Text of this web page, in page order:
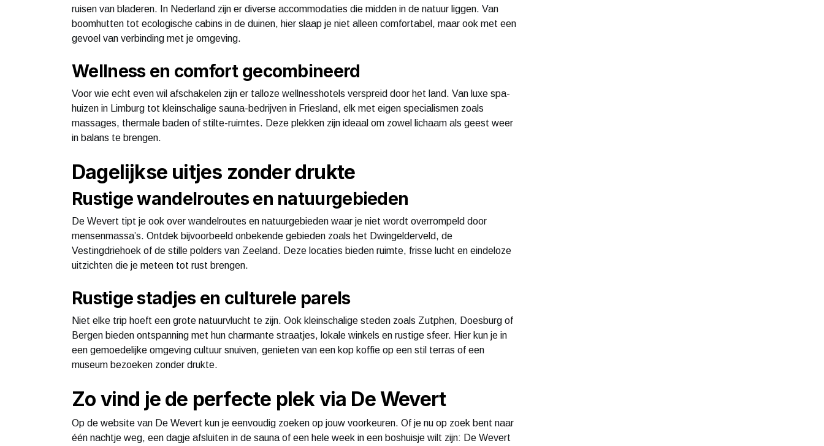
ruisen van bladeren. In Nederland zijn er diverse accommodaties die midden in de natuur liggen. Van
boomhutten tot ecologische cabins in de duinen, hier slaap je niet alleen comfortabel, maar ook met een
gevoel van verbinding met je omgeving.
Wellness en comfort gecombineerd
Voor wie echt even wil afschakelen zijn er talloze wellnesshotels verspreid door het land. Van luxe spa-
huizen in Limburg tot kleinschalige sauna-bedrijven in Friesland, elk met eigen specialismen zoals
massages, thermale baden of stilte-ruimtes. Deze plekken zijn ideaal om zowel lichaam als geest weer
in balans te brengen.
Dagelijkse uitjes zonder drukte
Rustige wandelroutes en natuurgebieden
De Wevert tipt je ook over wandelroutes en natuurgebieden waar je niet wordt overrompeld door
mensenmassa’s. Ontdek bijvoorbeeld onbekende gebieden zoals het Dwingelderveld, de
Vestingdriehoek of de stille polders van Zeeland. Deze locaties bieden ruimte, frisse lucht en eindeloze
uitzichten die je meteen tot rust brengen.
Rustige stadjes en culturele parels
Niet elke trip hoeft een grote natuurvlucht te zijn. Ook kleinschalige steden zoals Zutphen, Doesburg of
Bergen bieden ontspanning met hun charmante straatjes, lokale winkels en rustige sfeer. Hier kun je in
een gemoedelijke omgeving cultuur snuiven, genieten van een kop koffie op een stil terras of een
museum bezoeken zonder drukte.
Zo vind je de perfecte plek via De Wevert
Op de website van De Wevert kun je eenvoudig zoeken op jouw voorkeuren. Of je nu op zoek bent naar
één nachtje weg, een dagje afsluiten in de sauna of een hele week in een boshuisje wilt zijn: De Wevert